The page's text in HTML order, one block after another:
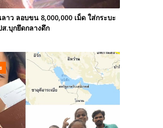
าว ลอบขน 8,000,000 เม็ด ใส่กระบะ
.บุกยึดกลางดึก